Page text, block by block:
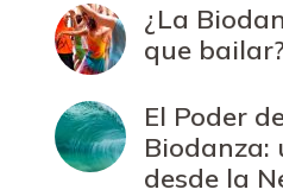
¿La
que
El Poder
Biodanza:
desde la